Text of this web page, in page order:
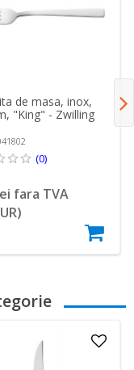
de masa, inox,
"King" - Zwilling
(0)
fara TVA